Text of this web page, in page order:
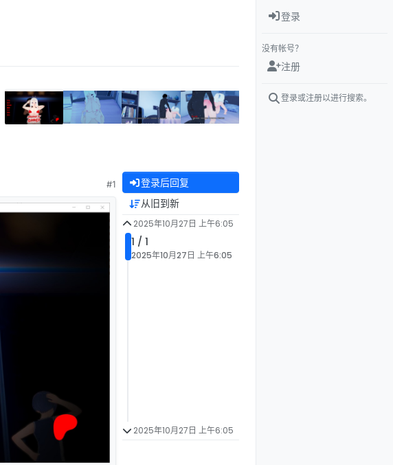
#1 登录后回复
从旧到新
2025年10月27日 上午6:05
1 / 1
2025年10月27日 上午6:05
2025年10月27日 上午6:05
登录
没有帐号？
注册
登录或注册以进行搜索。